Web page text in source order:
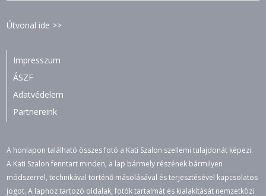
Útvonal ide >>
Impresszum
ÁSZF
Adatvédelem
Partnereink
A honlapon található összes fotó a Kati Szalon szellemi tulajdonát képezi.
A Kati Szalon fenntart minden, a lap bármely részének bármilyen
módszerrel, technikával történő másolásával és terjesztésével kapcsolatos
jogot. A laphoz tartozó oldalak, fotók tartalmát és kialakítását nemzetközi